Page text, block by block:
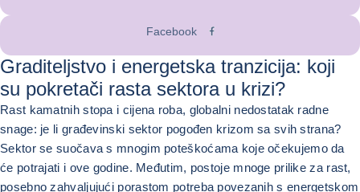
Facebook
Graditeljstvo i energetska tranzicija: koji
su pokretači rasta sektora u krizi?
Rast kamatnih stopa i cijena roba, globalni nedostatak radne
snage: je li građevinski sektor pogođen krizom sa svih strana?
Sektor se suočava s mnogim poteškoćama koje očekujemo da
će potrajati i ove godine. Međutim, postoje mnoge prilike za rast,
posebno zahvaljujući porastom potreba povezanih s energetskom